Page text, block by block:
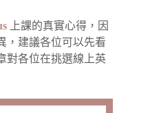
上課的真實心得，因
，建議各位可以先看
對各位在挑選線上英